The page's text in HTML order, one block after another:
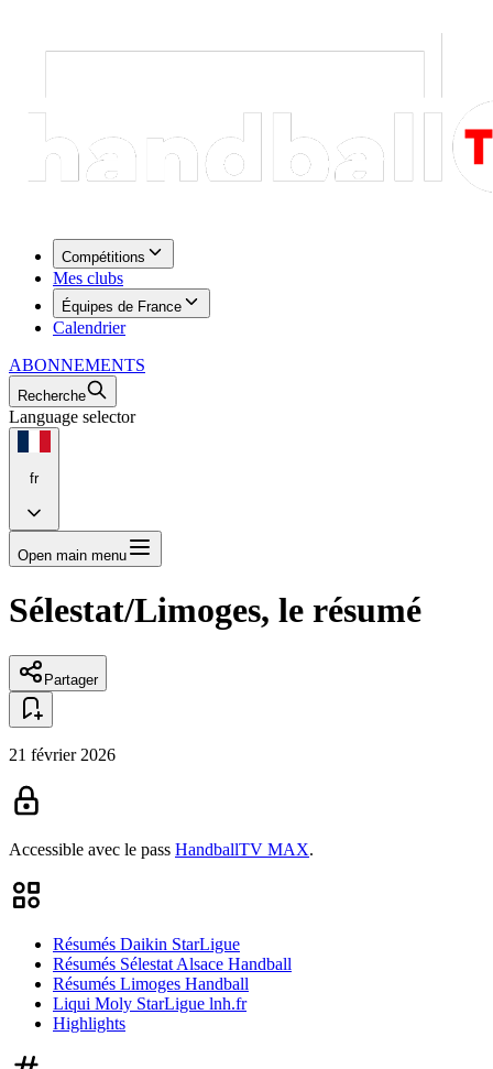
Compétitions
Mes clubs
Équipes de France
Calendrier
ABONNEMENTS
Recherche
Language selector
fr
Open main menu
Sélestat/Limoges, le résumé
Partager
21 février 2026
Accessible avec le pass HandballTV MAX.
Résumés Daikin StarLigue
Résumés Sélestat Alsace Handball
Résumés Limoges Handball
Liqui Moly StarLigue lnh.fr
Highlights